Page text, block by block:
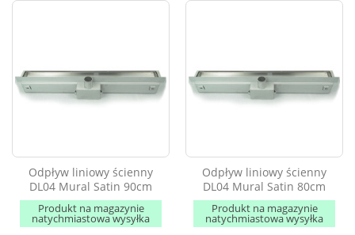
Odpływ liniowy ścienny
DL04 Mural Satin 90cm
Produkt na magazynie
natychmiastowa wysyłka
Odpływ liniowy ścienny
DL04 Mural Satin 80cm
Produkt na magazynie
natychmiastowa wysyłka